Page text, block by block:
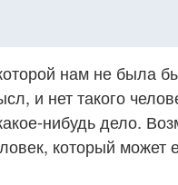
нам не была
и нет такого
нибудь дело.
который может